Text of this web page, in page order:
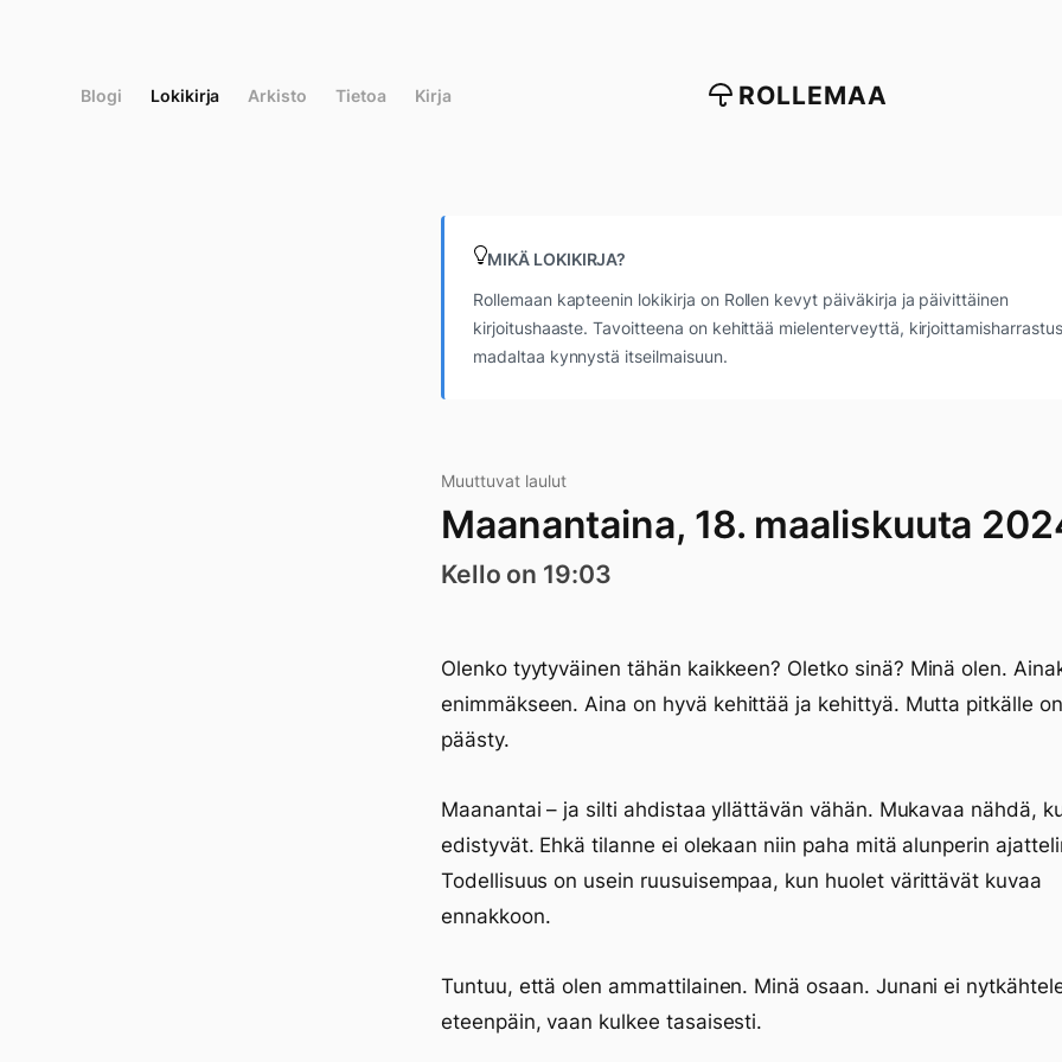
Blogi Lokikirja Arkisto Tietoa Kirja ROLLEMAA
MIKÄ LOKIKIRJA?
Rollemaan kapteenin lokikirja on Rollen kevyt päiväkirja ja päivittäinen
kirjoitushaaste. Tavoitteena on kehittää mielenterveyttä,
madaltaa kynnystä itseilmaisuun.
Muuttuvat laulut
Maanantaina, 18. maaliskuuta
Kello on 19:03
Olenko tyytyväinen tähän kaikkeen? Oletko sinä? Minä olen.
enimmäkseen. Aina on hyvä kehittää ja kehittyä. Mutta pitkälle
päästy.
Maanantai – ja silti ahdistaa yllättävän vähän. Mukavaa nähdä,
edistyvät. Ehkä tilanne ei olekaan niin paha mitä alunperin
Todellisuus on usein ruusuisempaa, kun huolet värittävät kuvaa
ennakkoon.
Tuntuu, että olen ammattilainen. Minä osaan. Junani ei
eteenpäin, vaan kulkee tasaisesti.